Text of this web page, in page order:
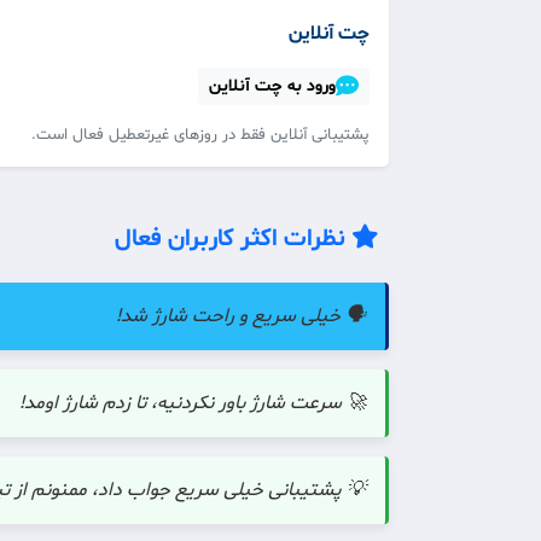
چت آنلاین
ورود به چت آنلاین
پشتیبانی آنلاین فقط در روزهای غیرتعطیل فعال است.
نظرات اکثر کاربران فعال
🗣️ خیلی سریع و راحت شارژ شد!
🚀 سرعت شارژ باور نکردنیه، تا زدم شارژ اومد!
💡 پشتیبانی خیلی سریع جواب داد، ممنونم از